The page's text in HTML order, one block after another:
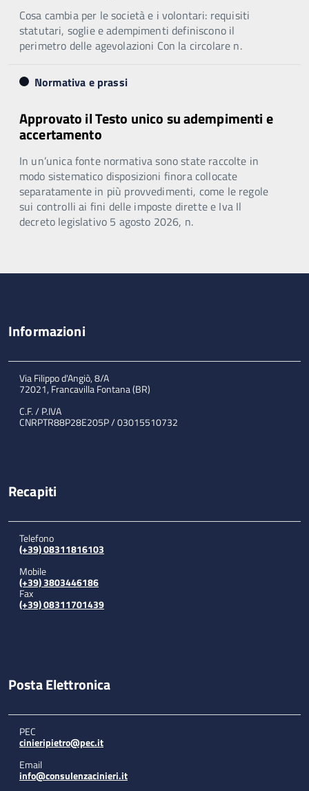
Cosa cambia per le società e i volontari: requisiti
statutari, soglie e adempimenti definiscono il
perimetro delle agevolazioni Con la circolare n.
Normativa e prassi
Approvato il Testo unico su adempimenti e
accertamento
In un’unica fonte normativa sono state raccolte in
modo sistematico disposizioni finora collocate
separatamente in più provvedimenti, come le regole
sui controlli ai fini delle imposte dirette e Iva Il
decreto legislativo 5 agosto 2026, n.
Informazioni
Via Filippo d'Angiò, 8/A
72021, Francavilla Fontana (BR)
C.F. / P.IVA
CNRPTR88P28E205P / 03015510732
Recapiti
Telefono
(+39) 08311816103
Mobile
(+39) 3803446186
Fax
(+39) 08311701439
Posta Elettronica
PEC
cinieripietro@pec.it
Email
info@consulenzacinieri.it